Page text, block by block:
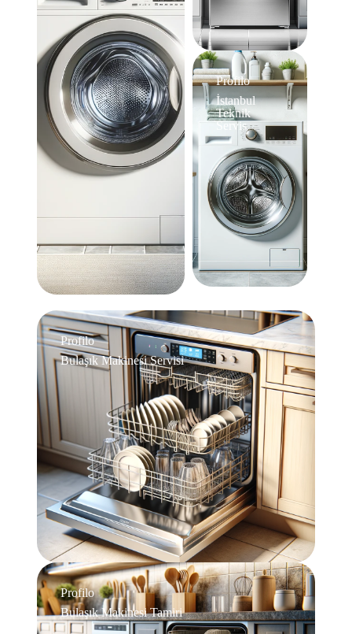
Profilo
İstanbul
Teknik
Servis
Profilo
Bulaşık Makinesi Servisi
Profilo
Bulaşık Makinesi Tamiri